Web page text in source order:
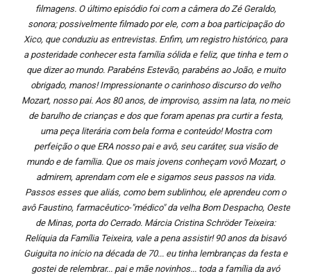
filmagens. O último episódio foi com a câmera do Zé Geraldo,
sonora; possivelmente filmado por ele, com a boa participação do
Xico, que conduziu as entrevistas. Enfim, um registro histórico, para
a posteridade conhecer esta família sólida e feliz, que tinha e tem o
que dizer ao mundo. Parabéns Estevão, parabéns ao João, e muito
obrigado, manos! Impressionante o carinhoso discurso do velho
Mozart, nosso pai. Aos 80 anos, de improviso, assim na lata, no meio
de barulho de crianças e dos que foram apenas pra curtir a festa,
uma peça literária com bela forma e conteúdo! Mostra com
perfeição o que ERA nosso pai e avô, seu caráter, sua visão de
mundo e de família. Que os mais jovens conheçam vovô Mozart, o
admirem, aprendam com ele e sigamos seus passos na vida.
Passos esses que aliás, como bem sublinhou, ele aprendeu com o
avô Faustino, farmacêutico-"médico" da velha Bom Despacho, Oeste
de Minas, porta do Cerrado. Márcia Cristina Schröder Teixeira:
Relíquia da Família Teixeira, vale a pena assistir! 90 anos da bisavó
Guiguita no início na década de 70... eu tinha lembranças da festa e
gostei de relembrar... pai e mãe novinhos... toda a família da avó